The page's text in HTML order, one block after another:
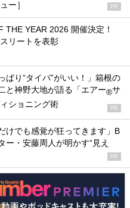
ー］
PR
THE YEAR 2026 開催決定！
リートを表彰
ぱり“タイパ”がいい！」箱根の
と神野大地が語る「エアー®サ
ショニング術 PR
けでも感覚が狂ってきます」B
ー・安藤周人が明かす“見え
PR